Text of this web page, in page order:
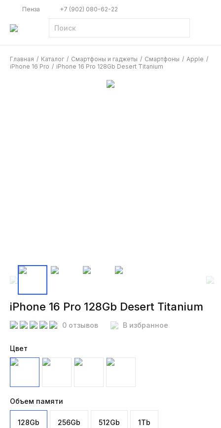
Пенза +7 (902) 080-62-22
Главная / Каталог / Смартфоны и гаджеты / Смартфоны / Apple /
iPhone 16 Pro / iPhone 16 Pro 128Gb Desert Titanium
iPhone 16 Pro 128Gb Desert Titanium
0 отзывов В избранное
Цвет
Объем памяти
128Gb 256Gb 512Gb 1Tb